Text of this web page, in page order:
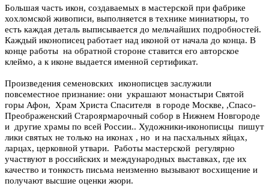
Большая часть икон, создаваемых в мастерской при фабрике
хохломской живописи, выполняется в технике миниатюры, то
есть каждая деталь выписывается до мельчайших подробностей.
Каждый иконописец работает над иконой от начала до конца. В
конце работы на обратной стороне ставится его авторское
клеймо, а к иконе выдается именной сертификат.
Произведения семеновских иконописцев заслужили
повсеместное признание: они украшают монастыри Святой
горы Афон, Храм Христа Спасителя в городе Москве, ,Спасо-
Преображенский Староярмарочный собор в Нижнем Новгороде
и другие храмы по всей России.. Художники-иконописцы пишут
лики святых не только на иконах , но и на пасхальных яйцах,
ларцах, церковной утвари. Работы мастерской регулярно
участвуют в российских и международных выставках, где их
качество и тонкость письма неизменно вызывают восхищение и
получают высшие оценки жюри.